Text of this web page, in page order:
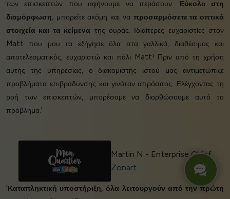
των επισκεπτών που αφήνουμε να περάσουν. Εύκολο στη
διαμόρφωση, μπορείτε ακόμη και να προσαρμόσετε τα οπτικά
στοιχεία και τα κείμενα της ουράς. Ιδιαίτερες ευχαριστίες στον
Matt που μου τα εξήγησε όλα στα γαλλικά, διαθέσιμος και
αποτελεσματικός, ευχαριστώ και πάλι Matt! Πριν από τη χρήση
αυτής της υπηρεσίας, ο διακομιστής ιστού μας αντιμετώπιζε
προβλήματα επιβράδυνσης και γινόταν απρόσιτος. Ελέγχοντας τη
ροή των επισκεπτών, μπορέσαμε να διορθώσουμε αυτό το
πρόβλημα.’
Martin N - Enterprise Chief
Zonart
‘Καταπληκτική υποστήριξη, όλα λειτουργούν από την πρώτη